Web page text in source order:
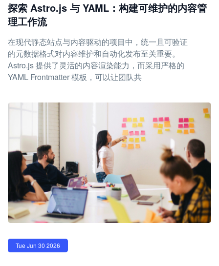
探索 Astro.js 与 YAML：构建可维护的内容管
理工作流
在现代静态站点与内容驱动的项目中，统一且可验证
的元数据格式对内容维护和自动化发布至关重要。
Astro.js 提供了灵活的内容渲染能力，而采用严格的
YAML Frontmatter 模板，可以让团队共
Tue Jun 30 2026